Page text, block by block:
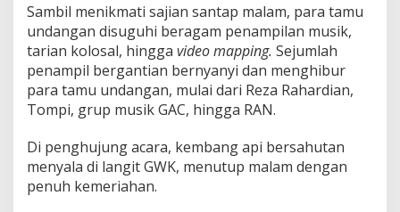
Sambil menikmati sajian santap malam, para tamu
undangan disuguhi beragam penampilan musik,
tarian kolosal, hingga video mapping. Sejumlah
penampil bergantian bernyanyi dan menghibur
para tamu undangan, mulai dari Reza Rahardian,
Tompi, grup musik GAC, hingga RAN.
Di penghujung acara, kembang api bersahutan
menyala di langit GWK, menutup malam dengan
penuh kemeriahan.